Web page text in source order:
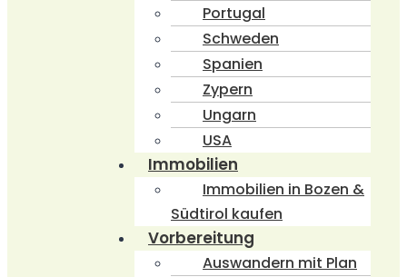
Portugal
Schweden
Spanien
Zypern
Ungarn
USA
Immobilien
Immobilien in Bozen &
Südtirol kaufen
Vorbereitung
Auswandern mit Plan